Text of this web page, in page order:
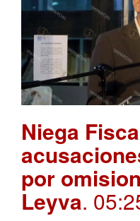
Niega
por
Leyva.